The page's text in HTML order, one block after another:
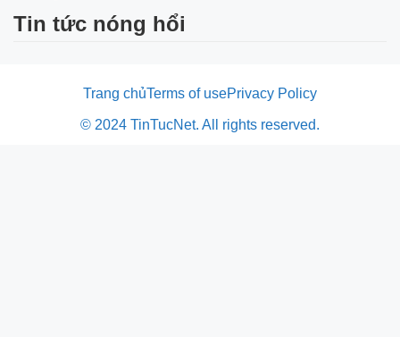
Tin tức nóng hổi
Trang chủTerms of usePrivacy Policy
© 2024 TinTucNet. All rights reserved.